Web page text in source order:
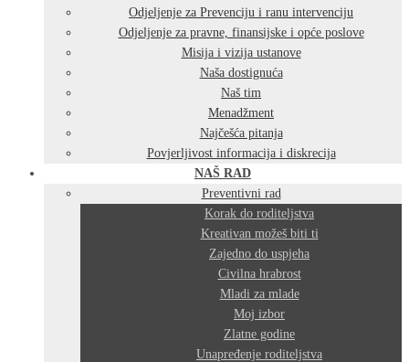
Odjeljenje za Prevenciju i ranu intervenciju
Odjeljenje za pravne, finansijske i opće poslove
Misija i vizija ustanove
Naša dostignuća
Naš tim
Menadžment
Najčešća pitanja
Povjerljivost informacija i diskrecija
NAŠ RAD
Preventivni rad
Korak do roditeljstva
Kreativan možeš biti ti
Zajedno do uspjeha
Civilna hrabrost
Mladi za mlade
Moj izbor
Zlatne godine
Unapređenje roditeljstva